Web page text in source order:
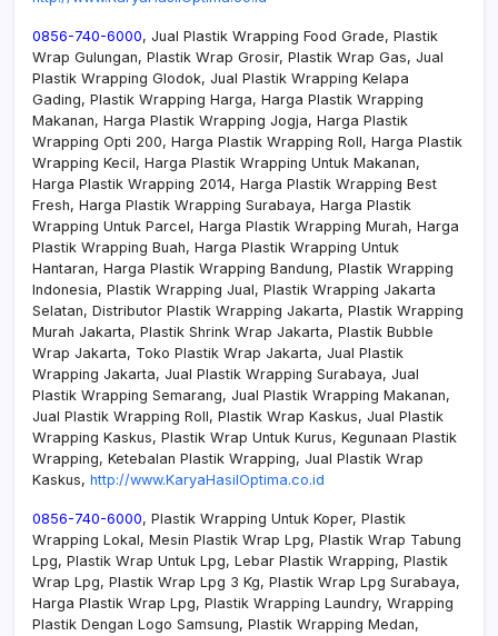
0856-740-6000, Jual Plastik Wrapping Food Grade, Plastik
Wrap Gulungan, Plastik Wrap Grosir, Plastik Wrap Gas, Jual
Plastik Wrapping Glodok, Jual Plastik Wrapping Kelapa
Gading, Plastik Wrapping Harga, Harga Plastik Wrapping
Makanan, Harga Plastik Wrapping Jogja, Harga Plastik
Wrapping Opti 200, Harga Plastik Wrapping Roll, Harga Plastik
Wrapping Kecil, Harga Plastik Wrapping Untuk Makanan,
Harga Plastik Wrapping 2014, Harga Plastik Wrapping Best
Fresh, Harga Plastik Wrapping Surabaya, Harga Plastik
Wrapping Untuk Parcel, Harga Plastik Wrapping Murah, Harga
Plastik Wrapping Buah, Harga Plastik Wrapping Untuk
Hantaran, Harga Plastik Wrapping Bandung, Plastik Wrapping
Indonesia, Plastik Wrapping Jual, Plastik Wrapping Jakarta
Selatan, Distributor Plastik Wrapping Jakarta, Plastik Wrapping
Murah Jakarta, Plastik Shrink Wrap Jakarta, Plastik Bubble
Wrap Jakarta, Toko Plastik Wrap Jakarta, Jual Plastik
Wrapping Jakarta, Jual Plastik Wrapping Surabaya, Jual
Plastik Wrapping Semarang, Jual Plastik Wrapping Makanan,
Jual Plastik Wrapping Roll, Plastik Wrap Kaskus, Jual Plastik
Wrapping Kaskus, Plastik Wrap Untuk Kurus, Kegunaan Plastik
Wrapping, Ketebalan Plastik Wrapping, Jual Plastik Wrap
Kaskus, http://www.KaryaHasilOptima.co.id
0856-740-6000, Plastik Wrapping Untuk Koper, Plastik
Wrapping Lokal, Mesin Plastik Wrap Lpg, Plastik Wrap Tabung
Lpg, Plastik Wrap Untuk Lpg, Lebar Plastik Wrapping, Plastik
Wrap Lpg, Plastik Wrap Lpg 3 Kg, Plastik Wrap Lpg Surabaya,
Harga Plastik Wrap Lpg, Plastik Wrapping Laundry, Wrapping
Plastik Dengan Logo Samsung, Plastik Wrapping Medan,